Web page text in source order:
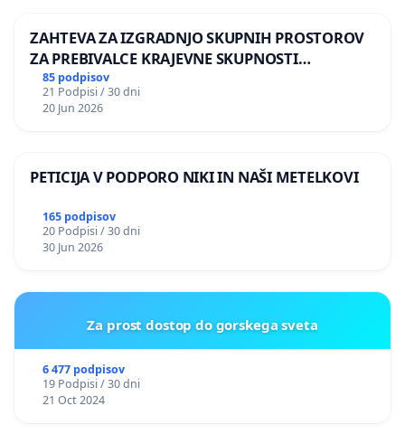
ZAHTEVA ZA IZGRADNJO SKUPNIH PROSTOROV
ZA PREBIVALCE KRAJEVNE SKUPNOSTI
PRESTRANEK
85 podpisov
21 Podpisi / 30 dni
20 Jun 2026
PETICIJA V PODPORO NIKI IN NAŠI METELKOVI
165 podpisov
20 Podpisi / 30 dni
30 Jun 2026
Za prost dostop do gorskega sveta
6 477 podpisov
19 Podpisi / 30 dni
21 Oct 2024